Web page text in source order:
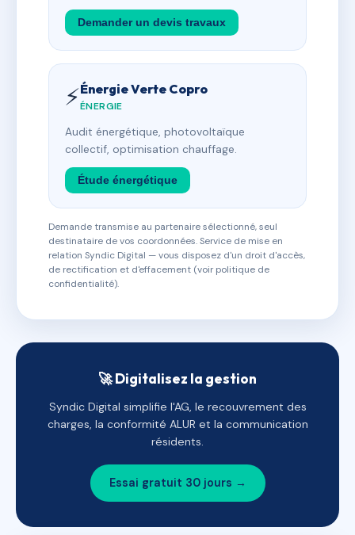
Demander un devis travaux
⚡Énergie Verte Copro
ÉNERGIE
Audit énergétique, photovoltaïque
collectif, optimisation chauffage.
Étude énergétique
Demande transmise au partenaire sélectionné, seul
destinataire de vos coordonnées. Service de mise en
relation Syndic Digital — vous disposez d'un droit d'accès,
de rectification et d'effacement (voir politique de
confidentialité).
🚀 Digitalisez la gestion
Syndic Digital simplifie l'AG, le recouvrement des
charges, la conformité ALUR et la communication
résidents.
Essai gratuit 30 jours →